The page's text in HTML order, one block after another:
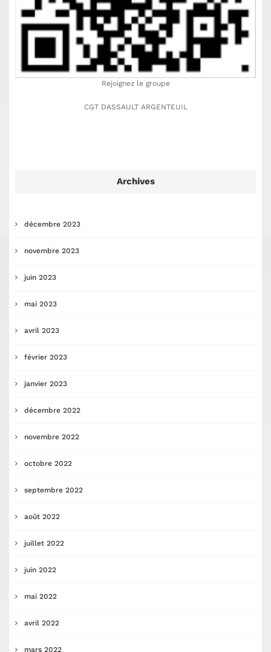
Rejoignez le groupe
CGT DASSAULT ARGENTEUIL
Archives
décembre 2023
novembre 2023
juin 2023
mai 2023
avril 2023
février 2023
janvier 2023
décembre 2022
novembre 2022
octobre 2022
septembre 2022
août 2022
juillet 2022
juin 2022
mai 2022
avril 2022
mars 2022